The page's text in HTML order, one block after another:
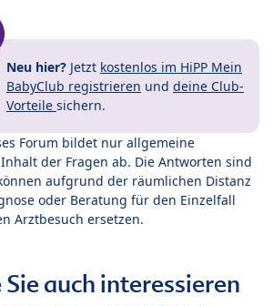
Neu hier? Jetzt kostenlos im HiPP Mein
BabyClub registrieren und deine Club-
Vorteile sichern.
Forum bildet nur allgemeine
der Fragen ab. Die Antworten sind
aufgrund der räumlichen Distanz
oder Beratung für den Einzelfall
Arztbesuch ersetzen.
auch interessieren